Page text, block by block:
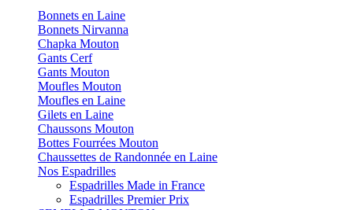
Bonnets en Laine
Bonnets Nirvanna
Chapka Mouton
Gants Cerf
Gants Mouton
Moufles Mouton
Moufles en Laine
Gilets en Laine
Chaussons Mouton
Bottes Fourrées Mouton
Chaussettes de Randonnée en Laine
Nos Espadrilles
Espadrilles Made in France
Espadrilles Premier Prix